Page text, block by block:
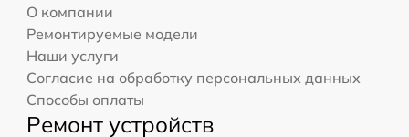
О компании
Ремонтируемые модели
Наши услуги
Согласие на обработку персональных данных
Способы оплаты
Ремонт устройств